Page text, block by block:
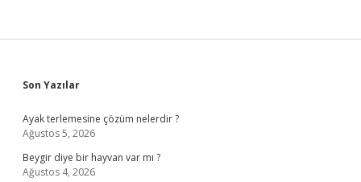
Sidebar
Son Yazılar
Ayak terlemesine çözüm nelerdir ?
Ağustos 5, 2026
Beygir diye bir hayvan var mı ?
Ağustos 4, 2026